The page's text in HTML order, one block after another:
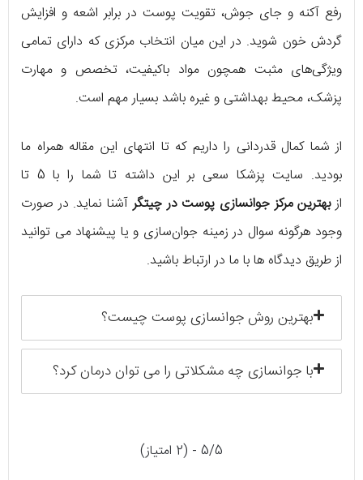
رفع آکنه و جای جوش، تقویت پوست در برابر اشعه و افزایش
گردش خون شوید. در این میان انتخاب مرکزی که دارای تمامی
ویژگی‌های مثبت همچون مواد باکیفیت، تخصص و مهارت
پزشک، محیط بهداشتی و غیره باشد بسیار مهم است.
از شما کمال قدردانی را داریم که تا انتهای این مقاله همراه ما
بودید. سایت پزشکا سعی بر این داشته تا شما را با 5 تا
ازبهترین مرکز جوانسازی پوست در چیتگرآشنا نماید. در صورت
وجود هرگونه سوال در زمینه جوان‌سازی و یا پیشنهاد می توانید
از طریق دیدگاه ها با ما در ارتباط باشید.
بهترین روش جوانسازی پوست چیست؟
با جوانسازی چه مشکلاتی را می توان درمان کرد؟
5/5 - (2 امتیاز)